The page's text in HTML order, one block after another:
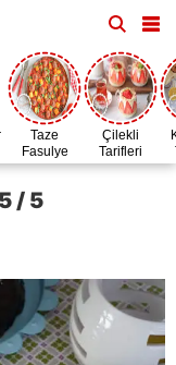
Taze
Fasulye
Zamanı
Çilekli
Tarifleri
/ 5